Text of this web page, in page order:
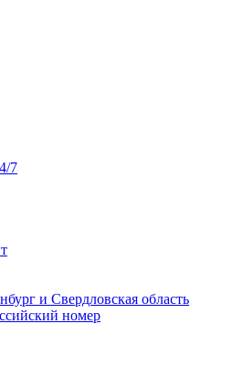
7
и Свердловская область
номер